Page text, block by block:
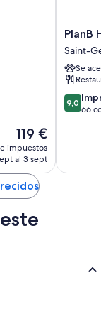
El
precio
actual
de
119 €
119 €
impuestos
al 3 sept
PlanB
Hotel
-
Living
Saint
Gervais
Saint-
PlanB
Saint-
Se
9.0
sobre
9,0
66